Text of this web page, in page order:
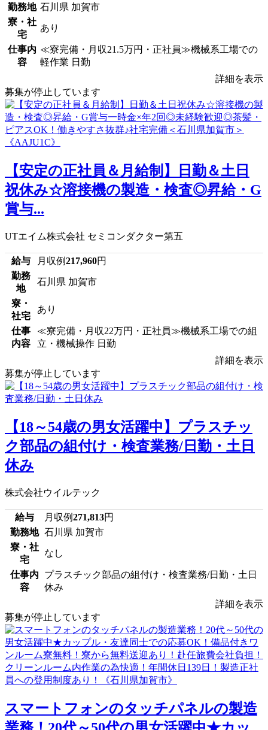
勤務地 石川県 加賀市
寮・社
宅
あり
仕事内
容
≪寮完備・月収21.5万円・正社員≫機械系工場での
軽作業 日勤
詳細を表示
募集が停止しています
【安定の正社員＆月給制】日勤＆土日
祝休み☆溶接機の製造・検査◎昇給・G
賞与...
UTエイム株式会社 セミコンダクター第五
給与 月収例217,960円
勤務
地
石川県 加賀市
寮・
社宅
あり
仕事
内容
≪寮完備・月収22万円・正社員≫機械系工場での組
立・機械操作 日勤
詳細を表示
募集が停止しています
【18～54歳の男女活躍中】プラスチッ
ク部品の組付け・検査業務/日勤・土日
休み
株式会社ウイルテック
給与 月収例271,813円
勤務地 石川県 加賀市
寮・社
宅
なし
仕事内
容
プラスチック部品の組付け・検査業務/日勤・土日
休み
詳細を表示
募集が停止しています
スマートフォンのタッチパネルの製造